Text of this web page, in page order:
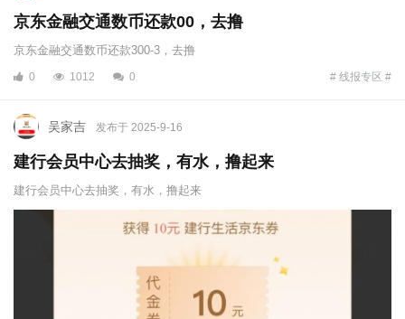
京东金融交通数币还款00，去撸
京东金融交通数币还款300-3，去撸
0 1012 0 # 线报专区 #
吴家吉 发布于 2025-9-16
建行会员中心去抽奖，有水，撸起来
建行会员中心去抽奖，有水，撸起来